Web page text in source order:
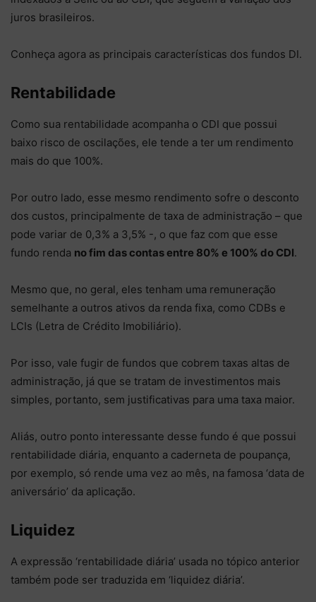
juros brasileiros.
Conheça agora as principais características dos fundos DI.
Rentabilidade
Como sua rentabilidade acompanha o CDI que possui
baixo risco de oscilações, ele tende a ter um rendimento
mais do que 100%.
Por outro lado, esse mesmo rendimento sofre o desconto
dos custos, principalmente de taxa de administração – que
pode variar de 0,3% a 3,5% -, o que faz com que esse
fundo renda no fim das contas entre 80% e 100% do CDI.
Mesmo que, no geral, eles tenham uma remuneração
semelhante a outros ativos da renda fixa, como CDBs e
LCIs (Letra de Crédito Imobiliário).
Por isso, vale fugir de fundos que cobrem taxas altas de
administração, já que se tratam de investimentos mais
simples, portanto, sem justificativas para uma taxa maior.
Aliás, outro ponto interessante desse fundo é que possui
rentabilidade diária, enquanto a caderneta de poupança,
por exemplo, só rende uma vez ao mês, na famosa ‘data de
aniversário’ da aplicação.
Liquidez
A expressão ‘rentabilidade diária’ usada no tópico anterior
também pode ser traduzida em ‘liquidez diária’.